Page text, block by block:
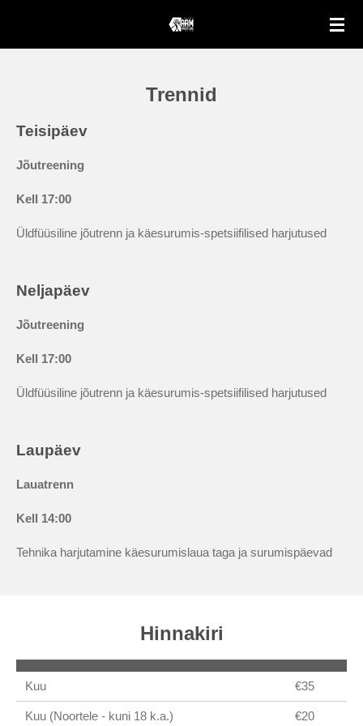
Trennid
Teisipäev
Jõutreening
Kell 17:00
Üldfüüsiline jõutrenn ja käesurumis-spetsiifilised harjutused
Neljapäev
Jõutreening
Kell 17:00
Üldfüüsiline jõutrenn ja käesurumis-spetsiifilised harjutused
Laupäev
Lauatrenn
Kell 14:00
Tehnika harjutamine käesurumislaua taga ja surumispäevad
Hinnakiri
Kuu €35
Kuu (Noortele - kuni 18 k.a.) €20